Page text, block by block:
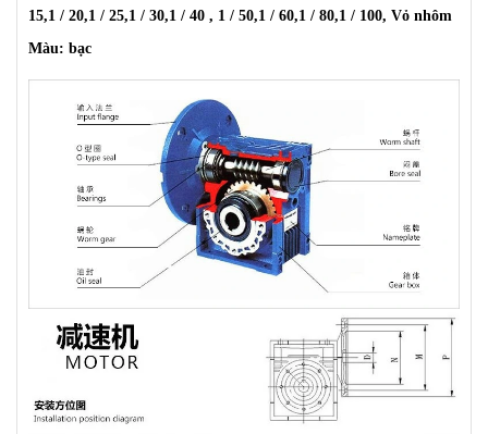
15,1 / 20,1 / 25,1 / 30,1 / 40 , 1 / 50,1 / 60,1 / 80,1 / 100, Vỏ nhôm
Màu: bạc